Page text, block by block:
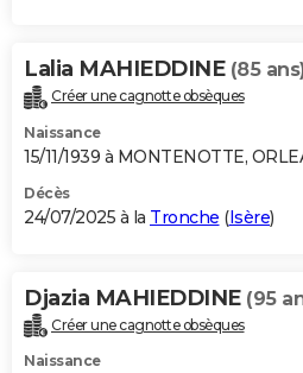
Lalia MAHIEDDINE (85
Créer une cagnotte obsèques
Naissance
15/11/1939 à MONTENOTTE,
Décès
24/07/2025 à la Tronche (Isère)
Djazia MAHIEDDINE (95
Créer une cagnotte obsèques
Naissance